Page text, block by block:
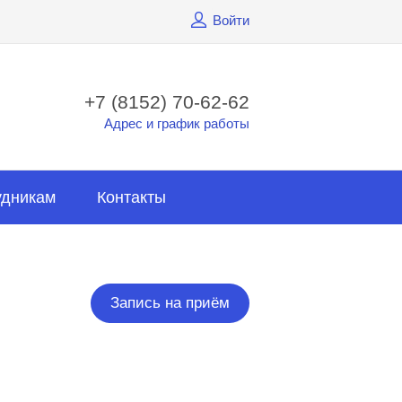
Войти
+7 (8152) 70-62-62
Адрес и график работы
Контакты
Запись на приём